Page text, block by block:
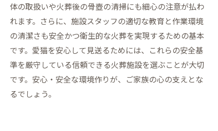
体の取扱いや火葬後の骨壺の清掃にも細心の注意が払わ
れます。さらに、施設スタッフの適切な教育と作業環境
の清潔さも安全かつ衛生的な火葬を実現するための基本
です。愛猫を安心して見送るためには、これらの安全基
準を厳守している信頼できる火葬施設を選ぶことが大切
です。安心・安全な環境作りが、ご家族の心の支えとな
るでしょう。